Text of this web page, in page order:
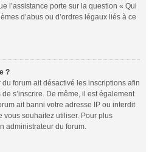
l’assistance porte sur la question « Qui
d’abus ou d’ordres légaux liés à ce
?
forum ait désactivé les inscriptions afin
s’inscrire. De même, il est également
ait banni votre adresse IP ou interdit
vous souhaitez utiliser. Pour plus
administrateur du forum.